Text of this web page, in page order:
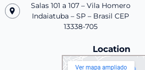
Salas 101 a 107 – Vila Homero
Indaiatuba – SP – Brasil CEP
13338-705
Location